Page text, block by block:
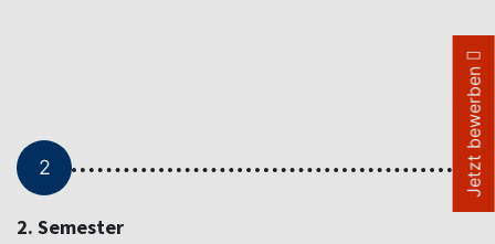
2
2. Semester
Jetzt bewerben